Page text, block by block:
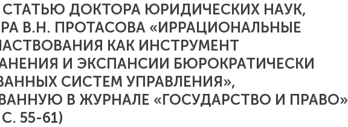
СТАТЬЮ ДОКТОРА ЮРИДИЧЕСКИХ НАУК,
В.Н. ПРОТАСОВА «ИРРАЦИОНАЛЬНЫЕ
КАК ИНСТРУМЕНТ
И ЭКСПАНСИИ БЮРОКРАТИЧЕСКИ
СИСТЕМ УПРАВЛЕНИЯ»,
В ЖУРНАЛЕ «ГОСУДАРСТВО И ПРАВО»
55-61)